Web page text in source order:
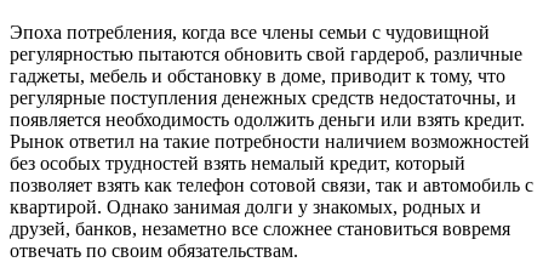
Эпоха потребления, когда все члены семьи с чудовищной
регулярностью пытаются обновить свой гардероб, различные
гаджеты, мебель и обстановку в доме, приводит к тому, что
регулярные поступления денежных средств недостаточны, и
появляется необходимость одолжить деньги или взять кредит.
Рынок ответил на такие потребности наличием возможностей
без особых трудностей взять немалый кредит, который
позволяет взять как телефон сотовой связи, так и автомобиль с
квартирой. Однако занимая долги у знакомых, родных и
друзей, банков, незаметно все сложнее становиться вовремя
отвечать по своим обязательствам.